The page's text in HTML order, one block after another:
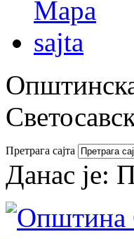
Претрага сајта
Данас је: